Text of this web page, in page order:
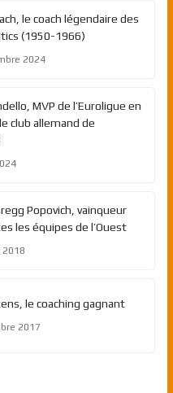
le coach légendaire des
(1950-1966)
2024
MVP de l’Euroligue en
club allemand de
Popovich, vainqueur
les équipes de l’Ouest
2018
le coaching gagnant
2017